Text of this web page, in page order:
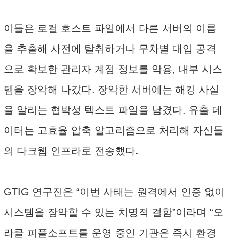
이들은 로컬 호스트 파일에서 다른 서버의 이름
을 추출해 사전에 탈취하거나 무차별 대입 공격
으로 확보한 관리자 계정 정보를 악용, 내부 시스
템을 장악해 나갔다. 장악한 서버에는 해킹 사실
을 알리는 협박성 텍스트 파일을 남겼다. 유출 데
이터는 고효율 압축 알고리즘으로 처리해 자신들
의 다크웹 인프라로 전송했다.
GTIG 연구진은 “이번 사태는 원격에서 인증 없이
시스템을 장악할 수 있는 치명적 결함”이라며 “오
라클 피플소프트를 운영 중인 기관은 즉시 환경